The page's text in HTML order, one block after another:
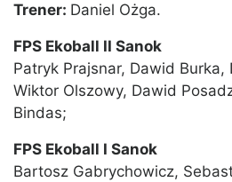
Trener: Daniel Ożga.
FPS Ekoball II Sanok
Patryk Prajsnar, Dawid Burka,
Wiktor Olszowy, Dawid
Bindas;
FPS Ekoball I Sanok
Bartosz Gabrychowicz,